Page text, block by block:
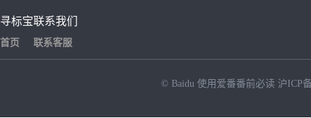
寻标宝
首页
联系我们
联系客服
© Baidu 使用爱番番前必读 沪ICP